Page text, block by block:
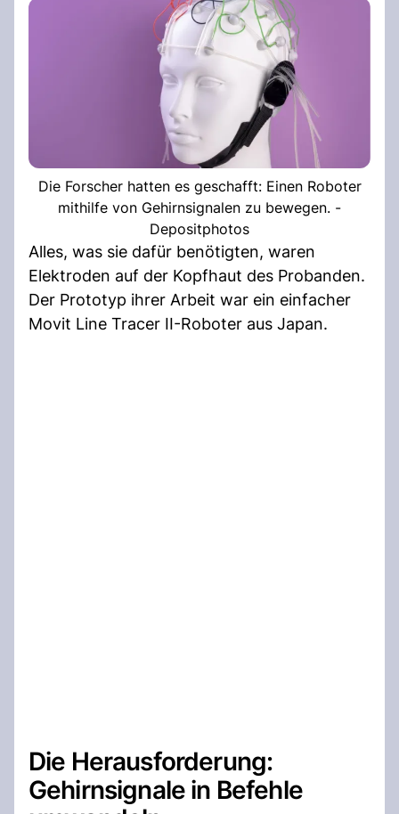
Die Forscher hatten es geschafft: Einen Roboter
mithilfe von Gehirnsignalen zu bewegen. -
Depositphotos
Alles, was sie dafür benötigten, waren
Elektroden auf der Kopfhaut des Probanden.
Der Prototyp ihrer Arbeit war ein einfacher
Movit Line Tracer II-Roboter aus Japan.
Die Herausforderung:
Gehirnsignale in Befehle